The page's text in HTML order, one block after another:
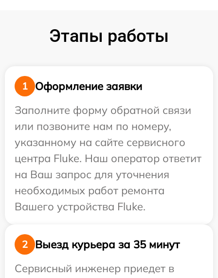
Этапы работы
1
Оформление заявки
Заполните форму обратной связи
или позвоните нам по номеру,
указанному на сайте сервисного
центра Fluke. Наш оператор ответит
на Ваш запрос для уточнения
необходимых работ ремонта
Вашего устройства Fluke.
2
Выезд курьера за 35 минут
Сервисный инженер приедет в